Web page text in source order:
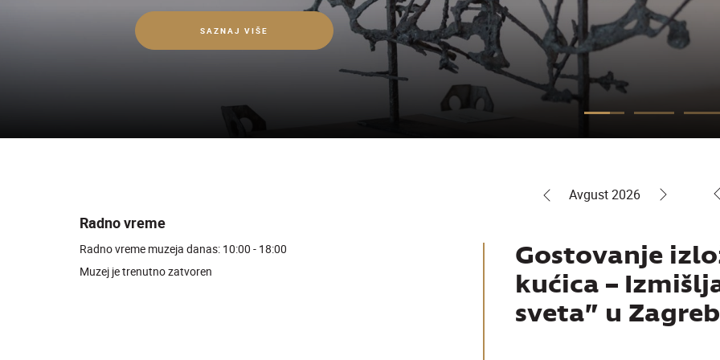
SAZNAJ VIŠE
Radno vreme
Radno vreme muzeja danas: 10:00 - 18:00
Muzej je trenutno zatvoren
Avgust 2026 Avgust 2026 Avgust
3 4 5 8
SLOBODA JE
O
otporu